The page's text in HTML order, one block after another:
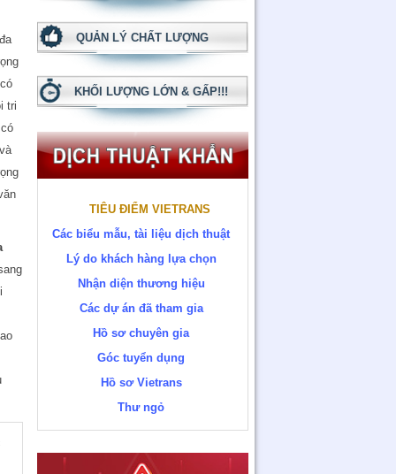
tri
QUẢN LÝ CHẤT LƯỢNG
KHỐI LƯỢNG LỚN & GẤP!!!
TIÊU ĐIỂM VIETRANS
Các biểu mẫu, tài liệu dịch thuật
Lý do khách hàng lựa chọn
Nhận diện thương hiệu
Các dự án đã tham gia
Hồ sơ chuyên gia
Góc tuyển dụng
Hồ sơ Vietrans
Thư ngỏ